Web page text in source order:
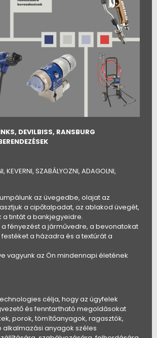
DEVILBISS, RANSBURG
KEVERNI, SZABÁLYOZNI, ADAGOLNI,
az üvegedbe, olajat az
a cipőtalpadat, az ablakod üvegét,
a tintát a bankjegyeidre.
fényezést a járművedre, a bevonatokat
a házadra és a textúrát a
vagyunk az Ön mindennapi életének
célja, hogy az ügyfelek
és fenntartható megoldásokat
porok, tömítőanyagok, ragasztók,
anyagok széles